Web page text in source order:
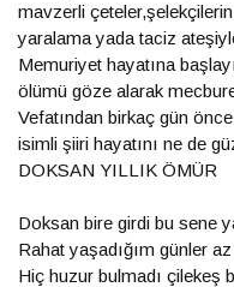
mavzerli
yaralama yada taciz
Memuriyet hayatına
ölümü göze alarak
Vefatından birkaç gün önce
isimli şiiri hayatını ne de
DOKSAN YILLIK ÖMÜR
Doksan bire girdi bu sene
Rahat yaşadığım günler
Hiç huzur bulmadı çilekeş